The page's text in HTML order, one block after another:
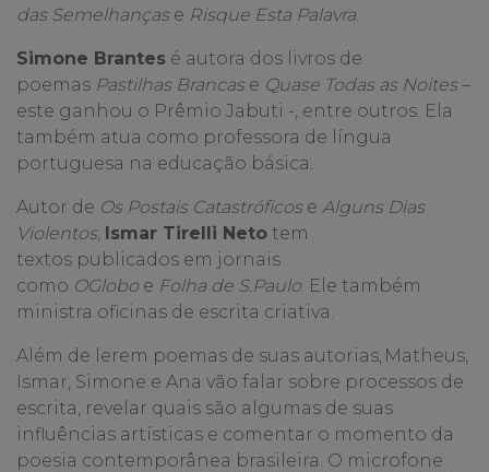
das Semelhançase Risque Esta Palavra.
Simone Brantes é autora dos livros de
poemas Pastilhas Brancase Quase Todas as Noites–
este ganhou o Prêmio Jabuti -, entre outros. Ela
também atua como professora de língua
portuguesa na educação básica.
Autor de Os Postais Catastróficose Alguns Dias
Violentos, Ismar Tirelli Neto tem
textos publicados em jornais
como OGlobo e Folha de S.Paulo. Ele também
ministra oficinas de escrita criativa.
Além de lerem poemas de suas autorias, Matheus,
Ismar, Simone e Ana vão falar sobre processos de
escrita, revelar quais são algumas de suas
influências artísticas e comentar o momento da
poesia contemporânea brasileira. O microfone